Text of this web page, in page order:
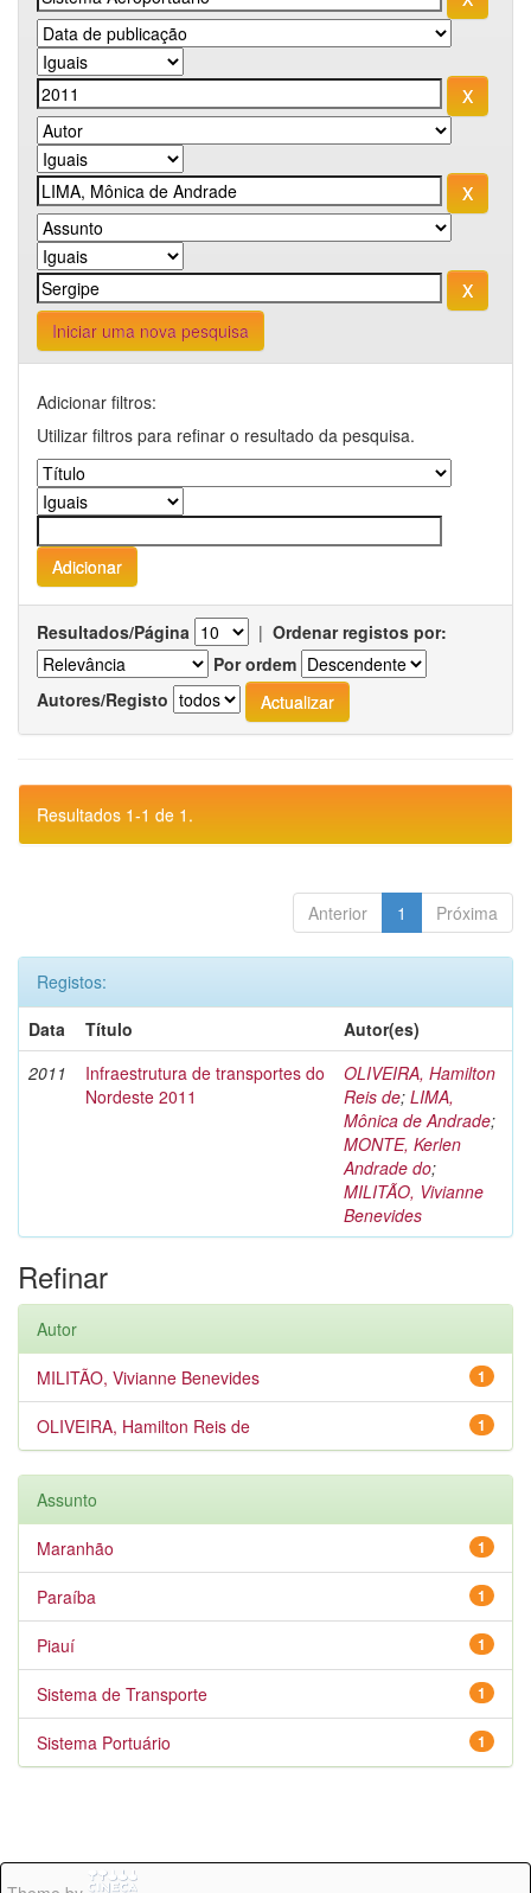
Iniciar uma nova pesquisa
Adicionar filtros:
Utilizar filtros para refinar o resultado da pesquisa.
Resultados/Página | Ordenar registos por:
Por ordem
Autores/Registo
Resultados 1-1 de 1.
Anterior 1 Próxima
Registos:
Data
Título
Autor(es)
2011
Infraestrutura de transportes do
Nordeste 2011
OLIVEIRA, Hamilton
Reis de; LIMA,
Mônica de Andrade;
MONTE, Kerlen
Andrade do;
MILITÃO, Vivianne
Benevides
Refinar
Autor
1
MILITÃO, Vivianne Benevides
1
OLIVEIRA, Hamilton Reis de
Assunto
1
Maranhão
1
Paraíba
1
Piauí
1
Sistema de Transporte
1
Sistema Portuário